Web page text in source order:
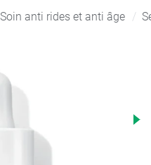
Soin anti rides et anti âge